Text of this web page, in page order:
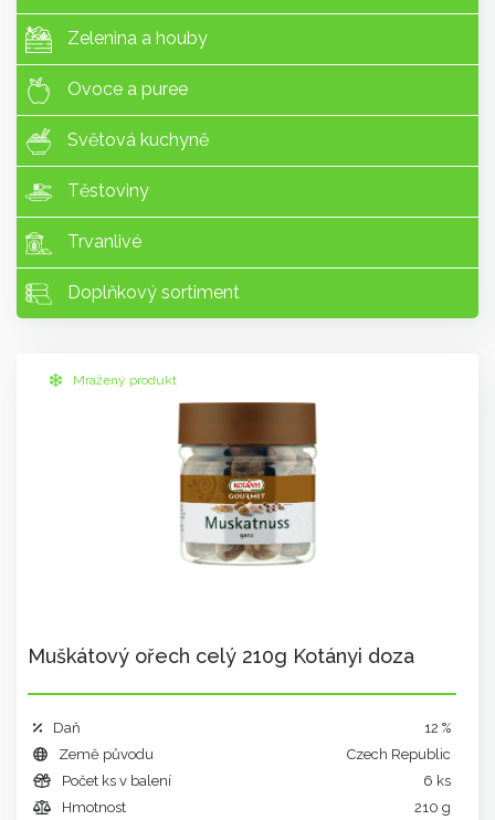
Zelenina a houby
Ovoce a puree
Světová kuchyně
Těstoviny
Trvanlivé
Doplňkový sortiment
Mražený produkt
Muškátový ořech celý 210g Kotányi doza
Daň
12 %
Země původu
Czech Republic
Počet ks v balení
6 ks
Hmotnost
210 g